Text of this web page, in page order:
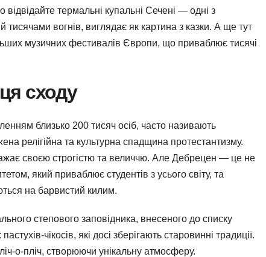
термальні купальні Сечені — одні з
вогнів, виглядає як картина з казки. А ще тут
музичних фестивалів Європи, що приваблює тисячі
сходу
близько 200 тисяч осіб, часто називають
релігійна та культурна спадщина протестантизму.
своєю строгістю та величчю. Але Дебрецен — це не
який приваблює студентів з усього світу, та
на барвистий килим.
степового заповідника, внесеного до списку
чікосів, які досі зберігають старовинні традиції.
о-пліч, створюючи унікальну атмосферу.